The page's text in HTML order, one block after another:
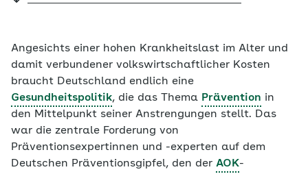
Angesichts einer hohen Krankheitslast im Alter und
damit verbundener volkswirtschaftlicher Kosten
braucht Deutschland endlich eine
Gesundheitspolitik, die das Thema Prävention in
den Mittelpunkt seiner Anstrengungen stellt. Das
war die zentrale Forderung von
Präventionsexpertinnen und -experten auf dem
Deutschen Präventionsgipfel, den der AOK-